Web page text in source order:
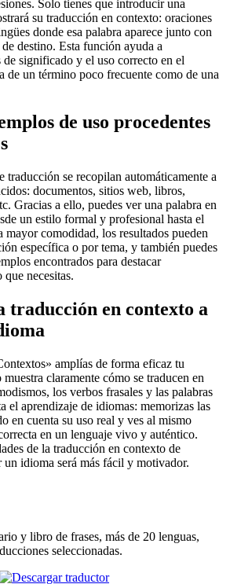
Solo tienes que introducir una
su traducción en contexto: oraciones
donde esa palabra aparece junto con
destino. Esta función ayuda a
de significado y el uso correcto en el
de un término poco frecuente como de una
de uso procedentes
traducción se recopilan automáticamente a
documentos, sitios web, libros,
Gracias a ello, puedes ver una palabra en
un estilo formal y profesional hasta el
mayor comodidad, los resultados pueden
específica o por tema, y también puedes
encontrados para destacar
necesitas.
traducción en contexto a
amplías de forma eficaz tu
claramente cómo se traducen en
los verbos frasales y las palabras
el aprendizaje de idiomas: memorizas las
en cuenta su uso real y ves al mismo
en un lenguaje vivo y auténtico.
de la traducción en contexto de
idioma será más fácil y motivador.
y libro de frases, más de 20 lenguas,
seleccionadas.